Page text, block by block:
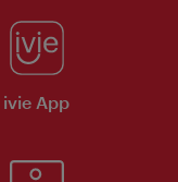
ivie App